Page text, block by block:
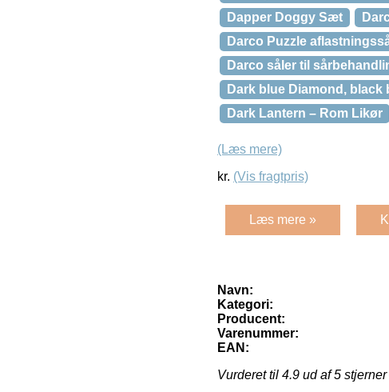
Dapper Doggy Sæt
Darco Puzzle
Darco såler til
Dark blue Diamond, black
Dark Lantern – Rom Likør
(Læs mere)
kr. (Vis fragtpris)
Læs mere »
Navn:
Kategori:
Producent:
Varenummer:
EAN:
Vurderet til 4.9 ud af 5